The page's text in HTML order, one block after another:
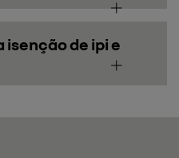
de ipi e